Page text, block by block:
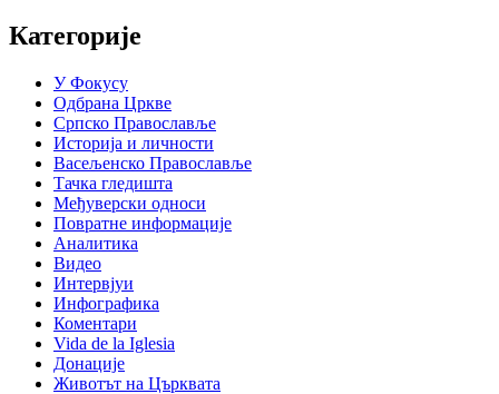
Категорије
У Фокусу
Одбрана Цркве
Српско Православље
Историја и личности
Васељенско Православље
Тачка гледишта
Међуверски односи
Повратне информације
Аналитика
Видео
Интервјуи
Инфографика
Коментари
Vida de la Iglesia
Донације
Животът на Църквата